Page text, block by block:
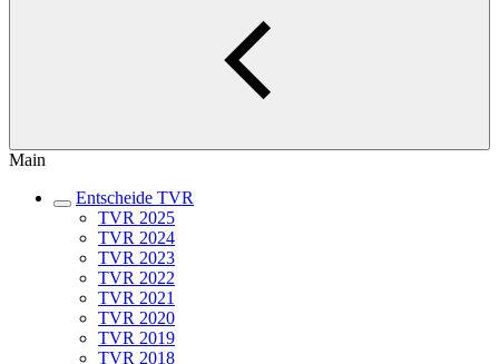
Main
Entscheide TVR
TVR 2025
TVR 2024
TVR 2023
TVR 2022
TVR 2021
TVR 2020
TVR 2019
TVR 2018